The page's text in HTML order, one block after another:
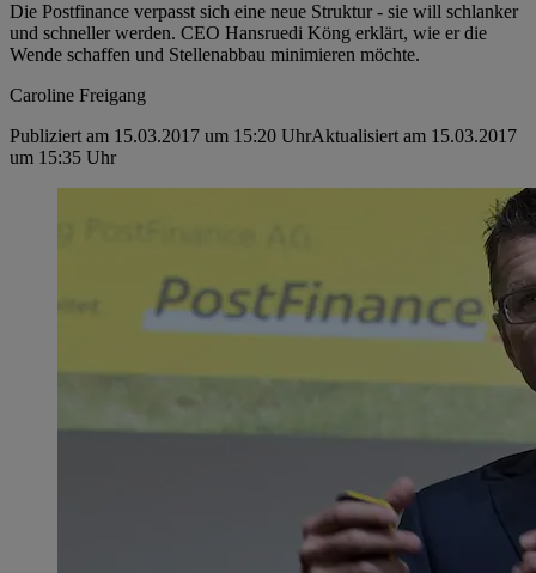
Die Postfinance verpasst sich eine neue Struktur - sie will schlanker
und schneller werden. CEO Hansruedi Köng erklärt, wie er die
Wende schaffen und Stellenabbau minimieren möchte.
Caroline Freigang
Publiziert am 15.03.2017 um 15:20 UhrAktualisiert am 15.03.2017
um 15:35 Uhr